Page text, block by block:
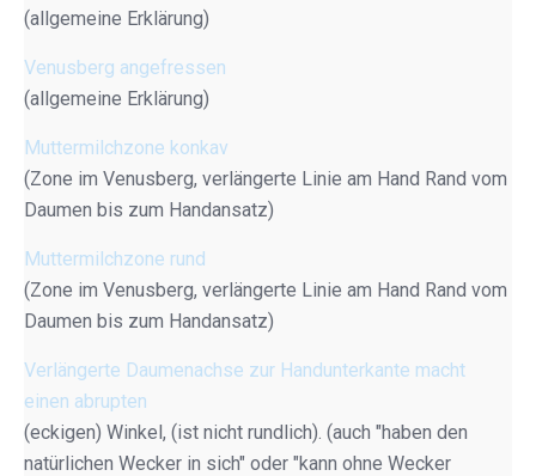
(allgemeine Erklärung)
Venusberg angefressen
(allgemeine Erklärung)
Muttermilchzone konkav
(Zone im Venusberg, verlängerte Linie am Hand Rand vom
Daumen bis zum Handansatz)
Muttermilchzone rund
(Zone im Venusberg, verlängerte Linie am Hand Rand vom
Daumen bis zum Handansatz)
Verlängerte Daumenachse zur Handunterkante macht
einen abrupten
(eckigen) Winkel, (ist nicht rundlich). (auch "haben den
natürlichen Wecker in sich" oder "kann ohne Wecker